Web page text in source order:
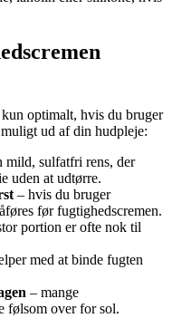
optimalt, hvis du bruger
ud af din hudpleje:
mild, sulfatfri rens, der
uden at udtørre.
– hvis du bruger
før fugtighedscremen.
portion er ofte nok til
med at binde fugten
– mange
følsom over for sol.